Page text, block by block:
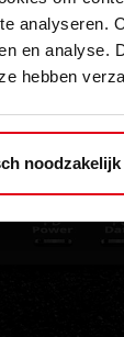
analyseren.
en analyse.
hebben
noodzakelijk